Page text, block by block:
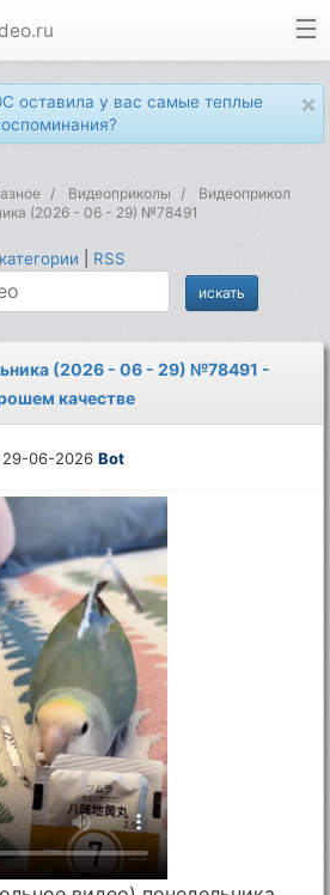
×
оставила у вас самые теплые
Видеоприколы
Видеоприкол
(2026 - 06 - 29) №78491
категории RSS
(2026 - 06 - 29) №78491 -
качестве
29-06-2026Bot